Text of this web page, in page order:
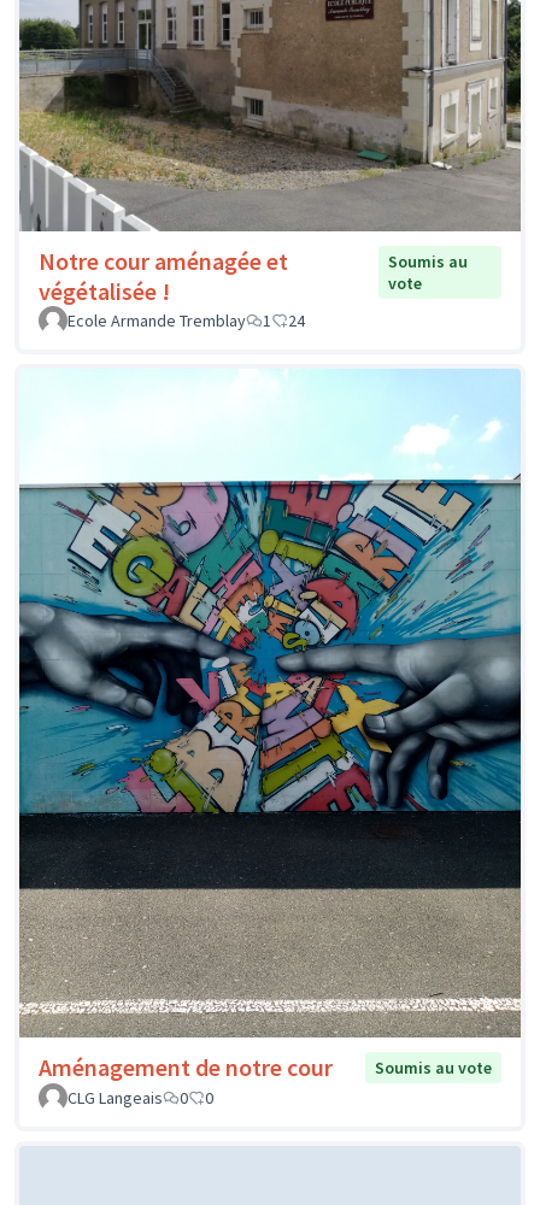
Notre cour aménagée et
végétalisée !
Soumis au
vote
Ecole Armande Tremblay
1 24
Aménagement de notre cour
Soumis au vote
CLG Langeais
0 0